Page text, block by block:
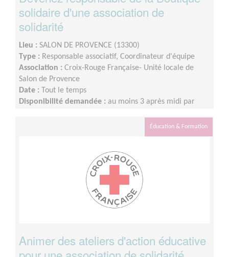
solidaire d'une association de
solidarité
Lieu : SALON DE PROVENCE (13300)
Type : Responsable associatif, Coordinateur d'équipe
Association : Croix-Rouge Française- Unité locale de
Salon de Provence
Date : Tout le temps
Disponibilité demandée : au moins 3 après midi par
Éducation & Formation
Animer des ateliers d'action éducative